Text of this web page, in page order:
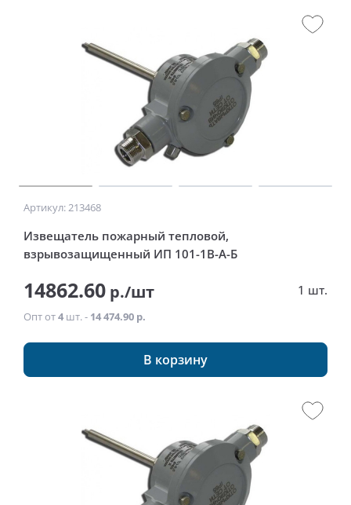
Артикул: 213468
Извещатель пожарный тепловой,
взрывозащищенный ИП 101-1В-А-Б
14862.60 р./шт 1 шт.
Опт от4 шт. - 14 474.90 р.
В корзину